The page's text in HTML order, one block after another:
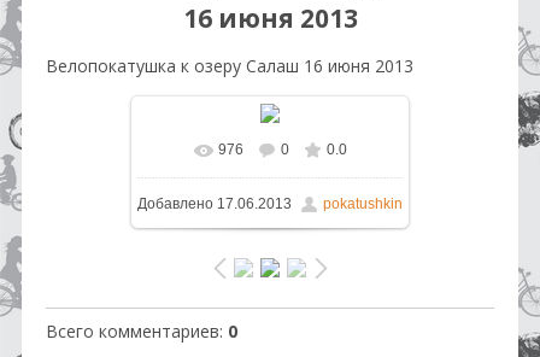
16 июня 2013
Велопокатушка к озеру Салаш 16 июня 2013
В реальном размере 1600x1200
/ 247.4Kb
976 0 0.0
Добавлено 17.06.2013 pokatushkin
Всего комментариев: 0